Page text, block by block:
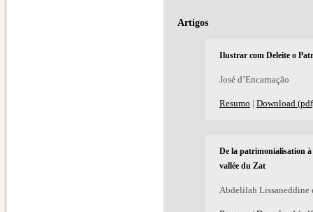
Artigos
Ilustrar com Deleite o
José d’Encarnação
Resumo | Download
De la patrimonialisation à
vallée du Zat
Abdelilah Lissaneddine